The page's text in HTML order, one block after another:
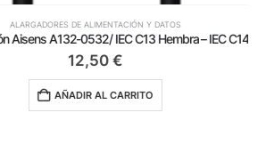
DE ALIMENTACIÓN Y DATOS
Cable Alimentación Aisens A132-0532/ IEC C13 Hembra – IEC C14 Macho/ 10m/ Negro
12,50€
AÑADIR AL CARRITO